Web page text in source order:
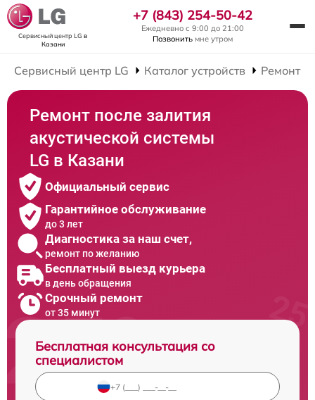
Сервисный центр LG в
Казани
+7 (843) 254-50-42
Ежедневно с 9:00 до 21:00
Позвонить мне утром
Сервисный центр LG Каталог устройств Ремонт
Ремонт после залития
акустической системы
LG в Казани
Официальный сервис
Гарантийное обслуживание
до 3 лет
Диагностика за наш счет,
ремонт по желанию
Бесплатный выезд курьера
в день обращения
Срочный ремонт
от 35 минут
Бесплатная консультация со
специалистом